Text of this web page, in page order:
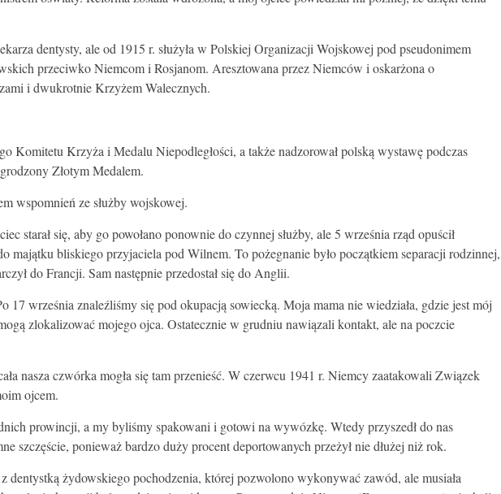
dentysty, ale od 1915 r. służyła w Polskiej Organizacji Wojskowej pod pseudonimem
przeciwko Niemcom i Rosjanom. Aresztowana przez Niemców i oskarżona o
i dwukrotnie Krzyżem Walecznych.
Komitetu Krzyża i Medalu Niepodległości, a także nadzorował polską wystawę podczas
Złotym Medalem.
wspomnień ze służby wojskowej.
starał się, aby go powołano ponownie do czynnej służby, ale 5 września rząd opuścił
majątku bliskiego przyjaciela pod Wilnem. To pożegnanie było początkiem separacji rodzinnej,
do Francji. Sam następnie przedostał się do Anglii.
września znaleźliśmy się pod okupacją sowiecką. Moja mama nie wiedziała, gdzie jest mój
zlokalizować mojego ojca. Ostatecznie w grudniu nawiązali kontakt, ale na poczcie
nasza czwórka mogła się tam przenieść. W czerwcu 1941 r. Niemcy zaatakowali Związek
ojcem.
prowincji, a my byliśmy spakowani i gotowi na wywózkę. Wtedy przyszedł do nas
szczęście, ponieważ bardzo duży procent deportowanych przeżył nie dłużej niż rok.
żydowskiego pochodzenia, której pozwolono wykonywać zawód, ale musiała